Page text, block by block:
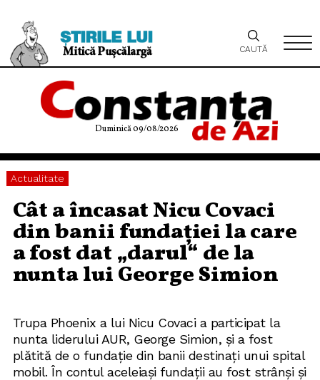
Duminică 09/08/2026
CAUTĂ
Actualitate
Cât a încasat Nicu Covaci
din banii fundației la care
a fost dat „darul“ de la
nunta lui George Simion
Trupa Phoenix a lui Nicu Covaci a participat la
nunta liderului AUR, George Simion, și a fost
plătită de o fundație din banii destinați unui spital
mobil. În contul aceleiași fundații au fost strânși și